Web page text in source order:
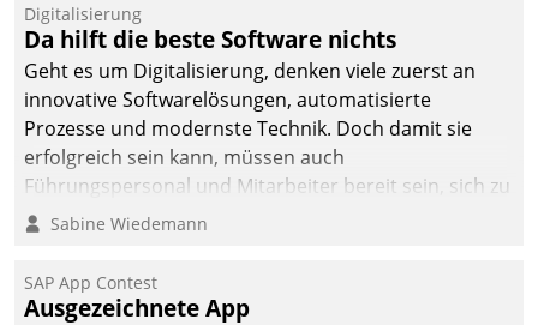
Digitalisierung
Da hilft die beste Software nichts
Geht es um Digitalisierung, denken viele zuerst an
innovative Softwarelösungen, automatisierte
Prozesse und modernste Technik. Doch damit sie
erfolgreich sein kann, müssen auch
Führungspersonal und Mitarbeiter bereit sein, sich zu
verändern und anzupassen, sonst werden sie an ihr
Sabine Wiedemann
SAP App Contest
Ausgezeichnete App